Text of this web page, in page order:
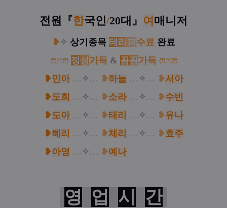
전원 『한국인/20대 』 여 매니저
❥ ✧ 상기종목 테 라피 수료완료
ෆෆෆ 정성가득 & 꼼꼼가득 ෆෆෆ
❥민아 ✧ ❥하늘 ✧ ❥서아
❥도희 ✧ ❥소라 ✧ ❥수빈
❥도아 ✧ ❥태리 ✧ ❥유나
❥혜리 ✧ ❥체리 ✧ ❥효주
❥아영 ✧ ❥예나
영 업 시 간